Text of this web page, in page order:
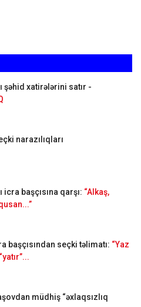
şəhid xatirələrini satır -
narazılıqları
icra başçısına qarşı: “Alkaş,
başçısından seçki təlimatı: “Yaz
müdhiş “əxlaqsızlıq